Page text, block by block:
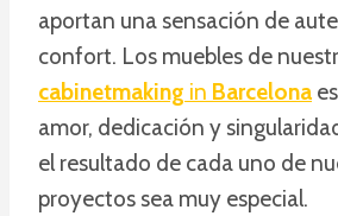
aportan una sensación de
confort. Los muebles de
cabinetmaking in Barcelona
amor, dedicación y
el resultado de cada uno de
proyectos sea muy especial.